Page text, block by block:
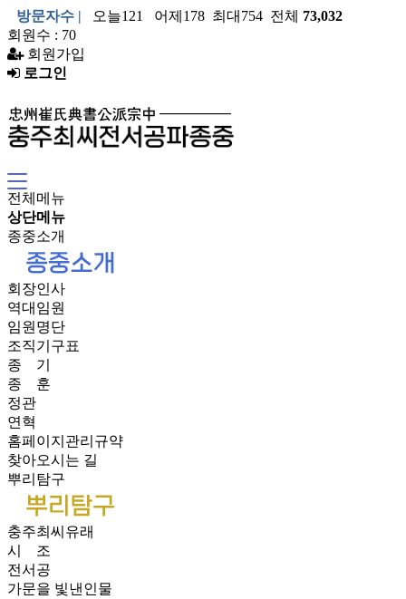
방문자수 | 오늘121 어제178 최대754 전체 73,032
회원수 : 70
회원가입
로그인
전체메뉴
상단메뉴
종중소개
회장인사
역대임원
임원명단
조직기구표
종 기
종 훈
정관
연혁
홈페이지관리규약
찾아오시는 길
뿌리탐구
충주최씨유래
시 조
전서공
가문을 빛낸인물